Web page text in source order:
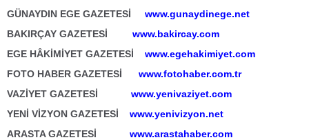
GÜNAYDIN EGE GAZETESİ
www.gunaydinege.net
BAKIRÇAY GAZETESİ www.bakircay.com
EGE HÂKİMİYET GAZETESİ
www.egehakimiyet.com
FOTO HABER GAZETESİ
www.fotohaber.com.tr
VAZİYET GAZETESİ www.yenivaziyet.com
YENİ VİZYON GAZETESİ
www.yenivizyon.net
ARASTA GAZETESİ www.arastahaber.com